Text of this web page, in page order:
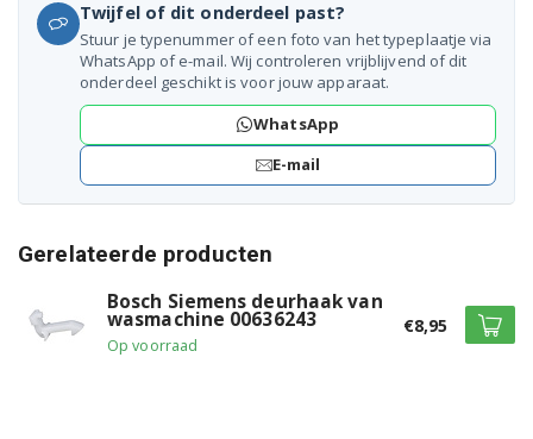
Bosch WAB20264PL/22
Bosch WAB20264PL/24
Bosch WAB20266EE/15
Bosch WAB20266EE/17
Bosch WAB20266EE/20
Bosch WAB20266EE/21
Bosch WAB20266EE/22
Twijfel of dit onderdeel past?
Stuur je typenummer of een foto van het typeplaatje via
WhatsApp of e-mail. Wij controleren vrijblijvend of dit
onderdeel geschikt is voor jouw apparaat.
WhatsApp
E-mail
Gerelateerde producten
Bosch Siemens deurhaak van
wasmachine 00636243
Op voorraad
€8,95